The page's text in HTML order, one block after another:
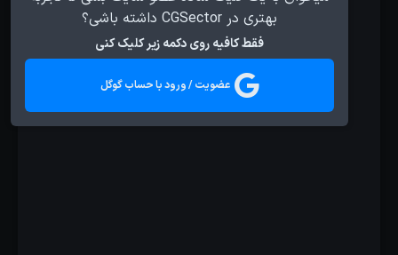
بهتری در CGSector داشته باشی؟
فقط کافیه روی دکمه زیر کلیک کنی
عضویت / ورود با حساب گوگل